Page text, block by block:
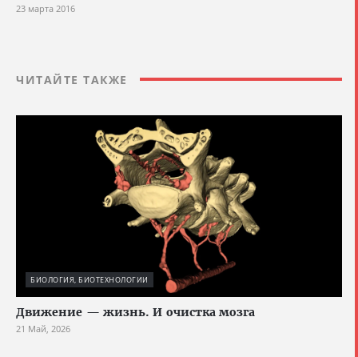
23 марта 2016
ЧИТАЙТЕ ТАКЖЕ
БИОЛОГИЯ, БИОТЕХНОЛОГИИ
Движение — жизнь. И очистка мозга
21 Май, 2026